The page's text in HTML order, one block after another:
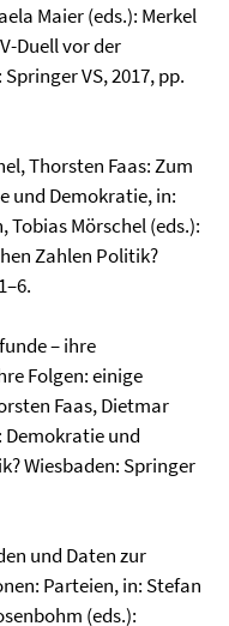
Maier (eds.): Merkel
Duell vor der
VS, 2017, pp.
Thorsten Faas: Zum
und Demokratie, in:
Mörschel (eds.):
Zahlen Politik?
– ihre
Folgen: einige
Faas, Dietmar
Demokratie und
Wiesbaden: Springer
und Daten zur
Parteien, in: Stefan
(eds.):